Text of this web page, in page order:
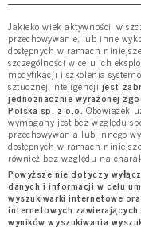
Jakiekolwiek aktywności, w
przechowywanie, lub inne
dostępnych w ramach
szczególności w celu ich
modyfikacji i szkolenia
sztucznej inteligencji jest
jednoznacznie wyrażonej
Polska sp. z o.o. Obowiązek
wymagany jest bez względu
przechowywania lub innego
dostępnych w ramach
również bez względu na
Powyższe nie dotyczy
danych i informacji w celu
wyszukiwarki internetowe
internetowych
wyników wyszukiwania